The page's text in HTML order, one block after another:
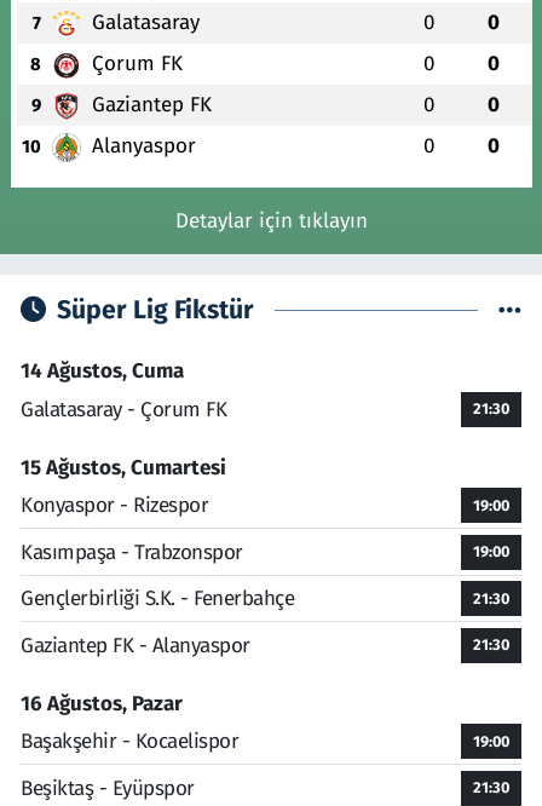
7 Galatasaray 0 0
8 Çorum FK 0 0
9 Gaziantep FK 0 0
10 Alanyaspor 0 0
Detaylar için tıklayın
Süper Lig Fikstür
14 Ağustos, Cuma
Galatasaray - Çorum FK
21:30
15 Ağustos, Cumartesi
Konyaspor - Rizespor
19:00
Kasımpaşa - Trabzonspor 19:00
Gençlerbirliği S.K. - Fenerbahçe 21:30
Gaziantep FK - Alanyaspor 21:30
16 Ağustos, Pazar
Başakşehir - Kocaelispor
19:00
Beşiktaş - Eyüpspor 21:30